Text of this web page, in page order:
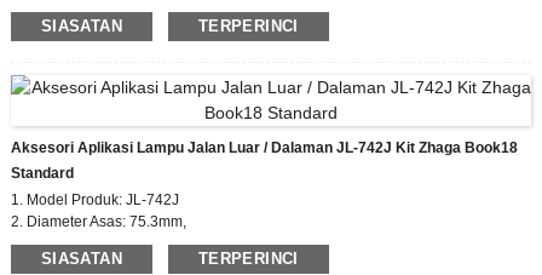
Ketinggian penutup Zhaga: 50mm
3. Sijil: EU zhaga, CE
5. Standard Mematuhi: zhaga book18
SIASATAN TERPERINCI
Aksesori Aplikasi Lampu Jalan Luar / Dalaman JL-742J Kit Zhaga Book18
Standard
1. Model Produk: JL-742J
2. Diameter Asas: 75.3mm,
Ketinggian penutup Zhaga: 35/50mm
3. Sijil: EU zhaga, CE
SIASATAN TERPERINCI